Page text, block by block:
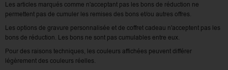
Les articles marqués comme n'acceptant pas les bons de réduction ne
permettent pas de cumuler les remises des bons et/ou autres offres.
Les options de gravure personnalisée et de coffret cadeau n'acceptent pas les
bons de réduction. Les bons ne sont pas cumulables entre eux.
Pour des raisons techniques, les couleurs affichées peuvent différer
légèrement des couleurs réelles.